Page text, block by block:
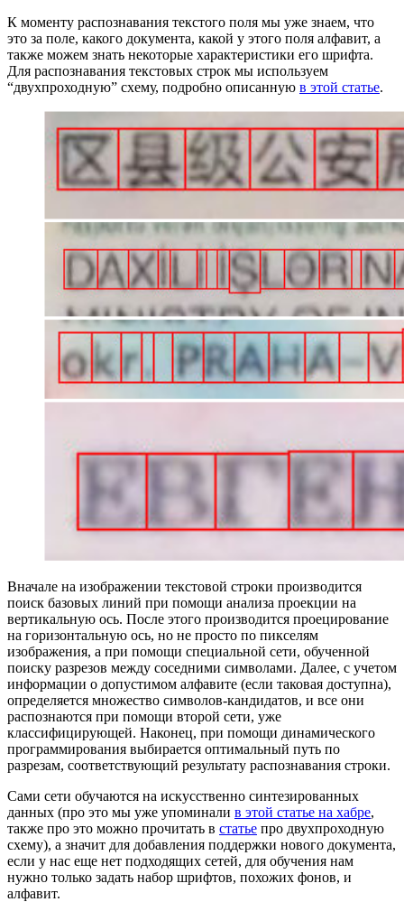
К моменту распознавания текстого поля мы уже знаем, что
это за поле, какого документа, какой у этого поля алфавит, а
также можем знать некоторые характеристики его шрифта.
Для распознавания текстовых строк мы используем
“двухпроходную” схему, подробно описанную в этой статье.
Вначале на изображении текстовой строки производится
поиск базовых линий при помощи анализа проекции на
вертикальную ось. После этого производится проецирование
на горизонтальную ось, но не просто по пикселям
изображения, а при помощи специальной сети, обученной
поиску разрезов между соседними символами. Далее, с учетом
информации о допустимом алфавите (если таковая доступна),
определяется множество символов-кандидатов, и все они
распознаются при помощи второй сети, уже
классифицирующей. Наконец, при помощи динамического
программирования выбирается оптимальный путь по
разрезам, соответствующий результату распознавания строки.
Сами сети обучаются на искусственно синтезированных
данных (про это мы уже упоминали в этой статье на хабре,
также про это можно прочитать в статье про двухпроходную
схему), а значит для добавления поддержки нового документа,
если у нас еще нет подходящих сетей, для обучения нам
нужно только задать набор шрифтов, похожих фонов, и
алфавит.